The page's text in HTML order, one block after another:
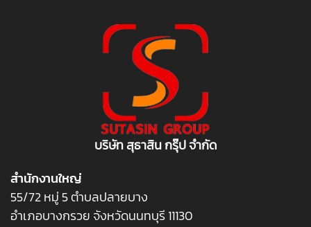
บริษัท สุธาสิน กรุ๊ป จำกัด
สำนักงานใหญ่
55/72 หมู่ 5 ตำบลปลายบาง
อำเภอบางกรวย จังหวัดนนทบุรี 11130